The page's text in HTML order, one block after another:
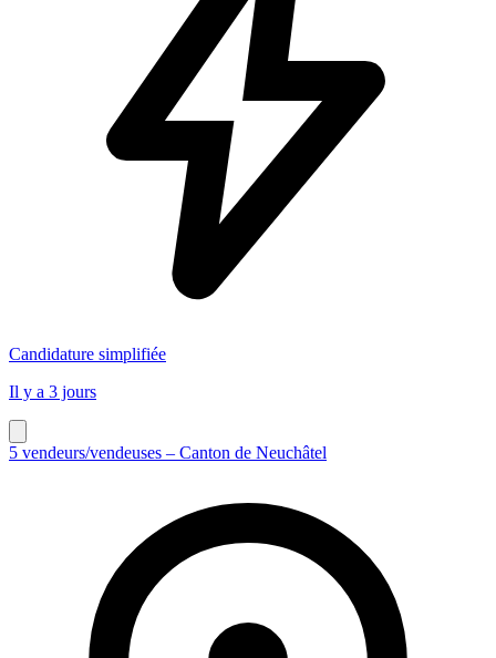
Candidature simplifiée
Il y a 3 jours
5 vendeurs/vendeuses – Canton de Neuchâtel